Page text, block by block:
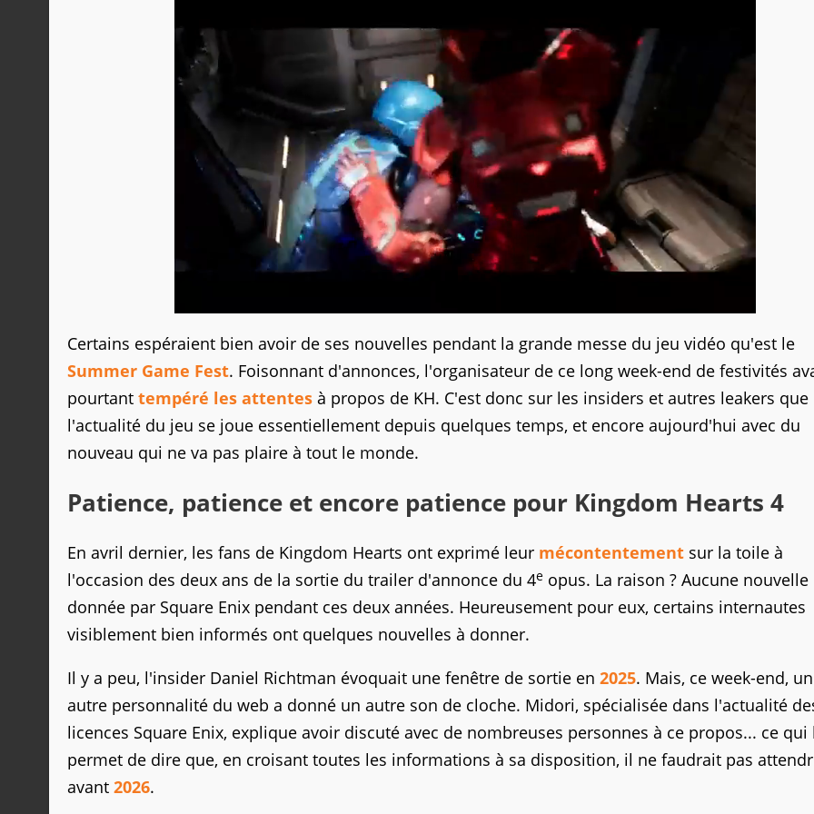
Certains espéraient bien avoir de ses nouvelles pendant la grande messe du jeu vidéo qu'est le
Summer Game Fest. Foisonnant d'annonces, l'organisateur de ce long week-end de festivités
pourtant tempéré les attentes à propos de KH. C'est donc sur les insiders et autres leakers que
l'actualité du jeu se joue essentiellement depuis quelques temps, et encore aujourd'hui avec du
nouveau qui ne va pas plaire à tout le monde.
Patience, patience et encore patience pour Kingdom Hearts 4
En avril dernier, les fans de Kingdom Hearts ont exprimé leur mécontentement sur la toile à
l'occasion des deux ans de la sortie du trailer d'annonce du 4e opus. La raison ? Aucune nouvelle
donnée par Square Enix pendant ces deux années. Heureusement pour eux, certains internautes
visiblement bien informés ont quelques nouvelles à donner.
Il y a peu, l'insider Daniel Richtman évoquait une fenêtre de sortie en 2025. Mais, ce week-end,
autre personnalité du web a donné un autre son de cloche. Midori, spécialisée dans l'actualité
licences Square Enix, explique avoir discuté avec de nombreuses personnes à ce propos... ce qui
permet de dire que, en croisant toutes les informations à sa disposition, il ne faudrait pas
avant 2026.